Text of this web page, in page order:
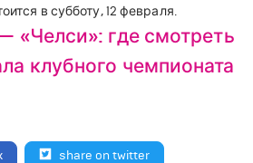
в субботу, 12 февраля.
«Челси»: где смотреть
клубного чемпионата
share on twitter